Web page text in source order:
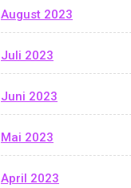
August 2023
Juli 2023
Juni 2023
Mai 2023
April 2023